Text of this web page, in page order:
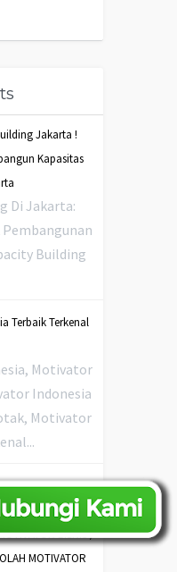
Jakarta !
Kapasitas
Di Jakarta:
Building
Terbaik Terkenal
Motivator
Indonesia
Motivator
JAKARTA
-
BISNIS /
MOTIVATOR